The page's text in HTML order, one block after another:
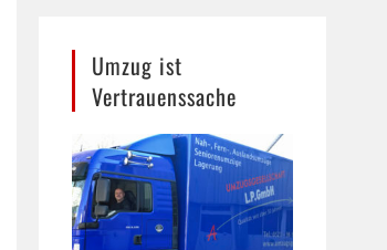
Umzug ist
Vertrauenssache